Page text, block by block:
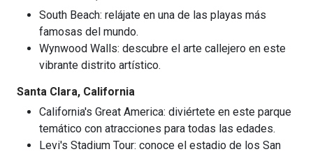
South Beach: relájate en una de las playas más
famosas del mundo.
Wynwood Walls: descubre el arte callejero en este
vibrante distrito artístico.
Santa Clara, California
California's Great America: diviértete en este parque
temático con atracciones para todas las edades.
Levi's Stadium Tour: conoce el estadio de los San